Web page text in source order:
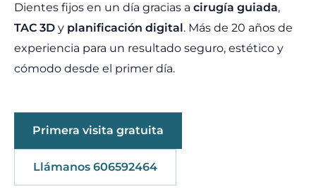
Dientes fijos en un día gracias a cirugía guiada,
TAC 3D y planificación digital. Más de 20 años de
experiencia para un resultado seguro, estético y
cómodo desde el primer día.
Primera visita gratuita
Llámanos 606592464